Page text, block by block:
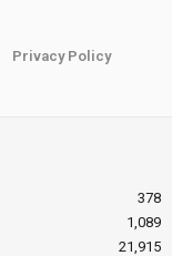
378
1,089
21,915
Privacy Policy